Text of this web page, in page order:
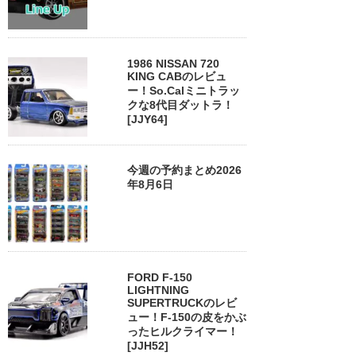
1986 NISSAN 720
KING CABのレビュ
ー！So.Calミニトラッ
クな8代目ダットラ！
[JJY64]
今週の予約まとめ2026
年8月6日
FORD F-150
LIGHTNING
SUPERTRUCKのレビ
ュー！F-150の皮をかぶ
ったヒルクライマー！
[JJH52]